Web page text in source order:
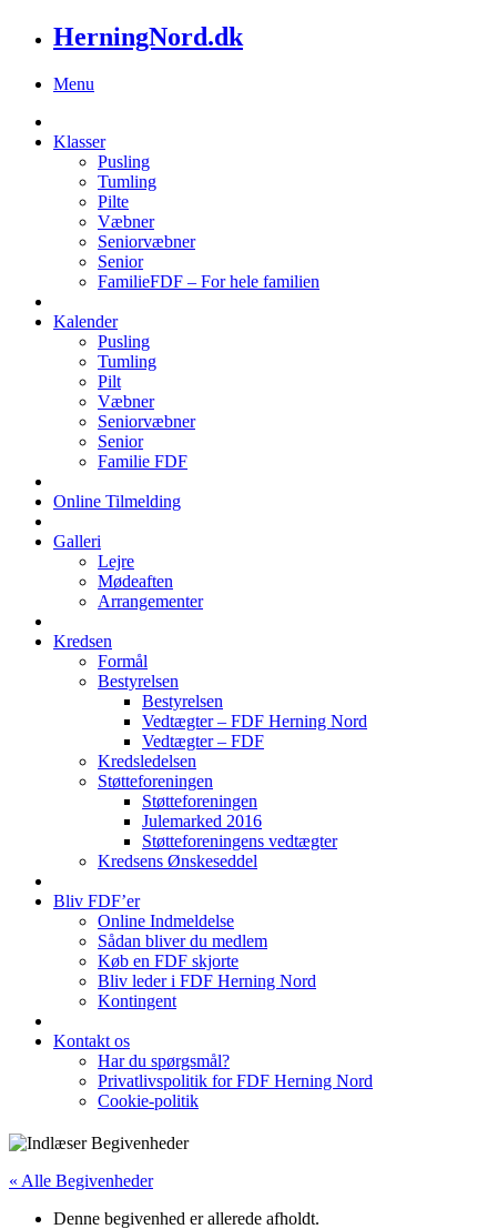
HerningNord.dk
Menu
Klasser
Pusling
Tumling
Pilte
Væbner
Seniorvæbner
Senior
FamilieFDF – For hele familien
Kalender
Pusling
Tumling
Pilt
Væbner
Seniorvæbner
Senior
Familie FDF
Online Tilmelding
Galleri
Lejre
Mødeaften
Arrangementer
Kredsen
Formål
Bestyrelsen
Bestyrelsen
Vedtægter – FDF Herning Nord
Vedtægter – FDF
Kredsledelsen
Støtteforeningen
Støtteforeningen
Julemarked 2016
Støtteforeningens vedtægter
Kredsens Ønskeseddel
Bliv FDF’er
Online Indmeldelse
Sådan bliver du medlem
Køb en FDF skjorte
Bliv leder i FDF Herning Nord
Kontingent
Kontakt os
Har du spørgsmål?
Privatlivspolitik for FDF Herning Nord
Cookie-politik
« Alle Begivenheder
Denne begivenhed er allerede afholdt.